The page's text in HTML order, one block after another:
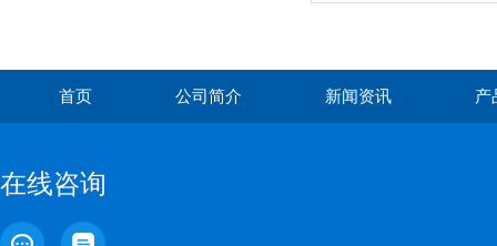
首页 公司简介 新闻资讯 产
在线咨询